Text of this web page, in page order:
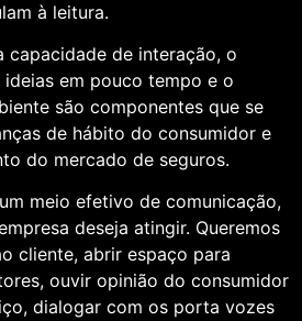
à leitura.
capacidade de interação, o
em pouco tempo e o
são componentes que se
de hábito do consumidor e
do mercado de seguros.
meio efetivo de comunicação,
deseja atingir. Queremos
cliente, abrir espaço para
ouvir opinião do consumidor
dialogar com os porta vozes